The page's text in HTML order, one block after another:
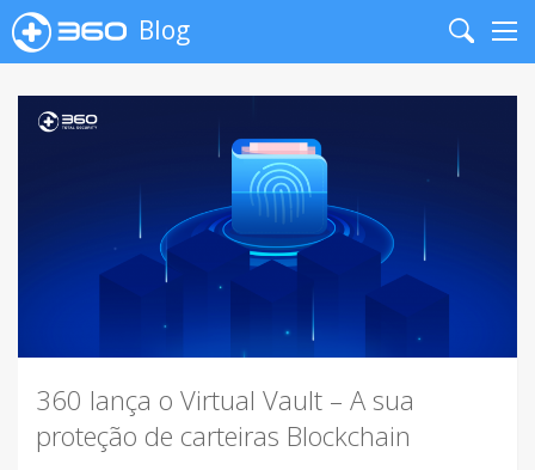
Blog
Search
360 lança o Virtual Vault – A sua
proteção de carteiras Blockchain